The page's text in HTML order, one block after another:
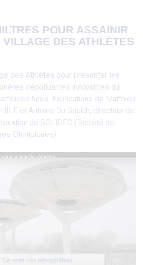
POUR ASSAINIR
VILLAGE DES ATHLÈTES
des Athlètes pour présenter les
dépolluantes innovantes qui
fines. Explications de Matthieu
et Antoine Du Souich, directeur de
de SOLIDEO (Société de
Olympiques).